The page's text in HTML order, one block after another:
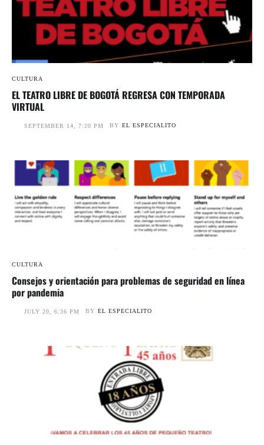
CULTURA
EL TEATRO LIBRE DE BOGOTÁ REGRESA CON TEMPORADA
VIRTUAL
SEPTEMBER 14, 7:20 PM BY EL ESPECIALITO
CULTURA
Consejos y orientación para problemas de seguridad en línea
por pandemia
JULY 20, 6:36 PM BY EL ESPECIALITO